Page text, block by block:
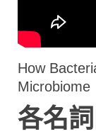
How
Microbiome
各名